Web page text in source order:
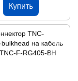
Купить